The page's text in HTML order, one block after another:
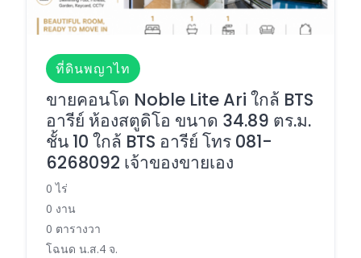
ที่ดินพญาไท
ขายคอนโด Noble Lite Ari ใกล้ BTS
อารีย์ ห้องสตูดิโอ ขนาด 34.89 ตร.ม.
ชั้น 10 ใกล้ BTS อารีย์ โทร 081-
6268092 เจ้าของขายเอง
0 ไร่
0 งาน
0 ตารางวา
โฉนด น.ส.4 จ.